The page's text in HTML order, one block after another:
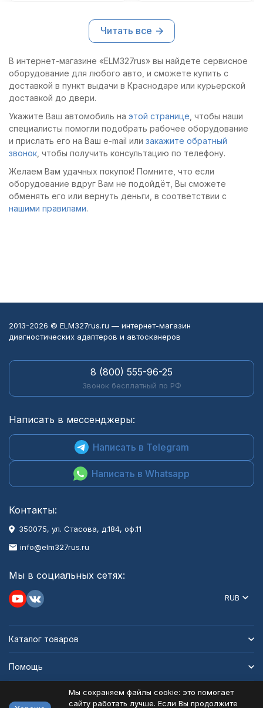
Благодаря съемнику
удалось избежать
лишних хлопот с
блока цилиндров.
Читать все
В интернет-магазине «ELM327rus» вы найдете сервисное
оборудование для любого авто, и сможете купить с
доставкой в пункт выдачи в Краснодаре или курьерской
доставкой до двери.
Укажите Ваш автомобиль на этой странице , чтобы наши
специалисты помогли подобрать рабочее оборудование
и прислать его на Ваш e-mail или закажите обратный
звонок , чтобы получить консультацию по телефону.
Желаем Вам удачных покупок! Помните, что если
оборудование вдруг Вам не подойдёт, Вы сможете
обменять его или вернуть деньги, в соответствии с
нашими правилами.
2013-2026 © ELM327rus.ru — интернет-магазин
диагностических адаптеров и автосканеров
8 (800) 555-96-25
Звонок бесплатный по РФ
Написать в мессенджеры:
Написать в Telegram
Написать в Whatsapp
Контакты:
350075, ул. Стасова, д.184, оф.11
info@elm327rus.ru
Мы в социальных сетях:
RUB
Каталог товаров
Помощь
Мы сохраняем файлы cookie: это помогает
сайту работать лучше. Если Вы продолжите